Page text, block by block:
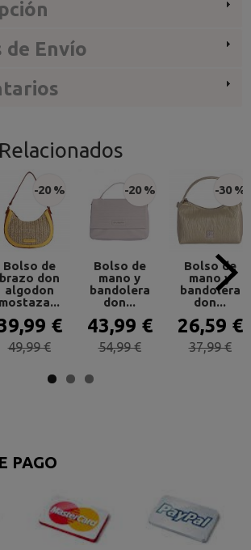
PAGO
de Envío
-20 %
Bolso de
brazo don
algodon
mostaza...
€
49,99 €
-20 %
Bolso de
mano y
bandolera
don...
43,99 €
54,99 €
-30 %
Bolso de
mano y
bandolera
don...
26,59 €
37,99 €